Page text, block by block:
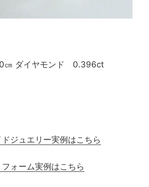
ダイヤモンド 0.396ct
ジュエリー実例はこちら
ォーム実例はこちら